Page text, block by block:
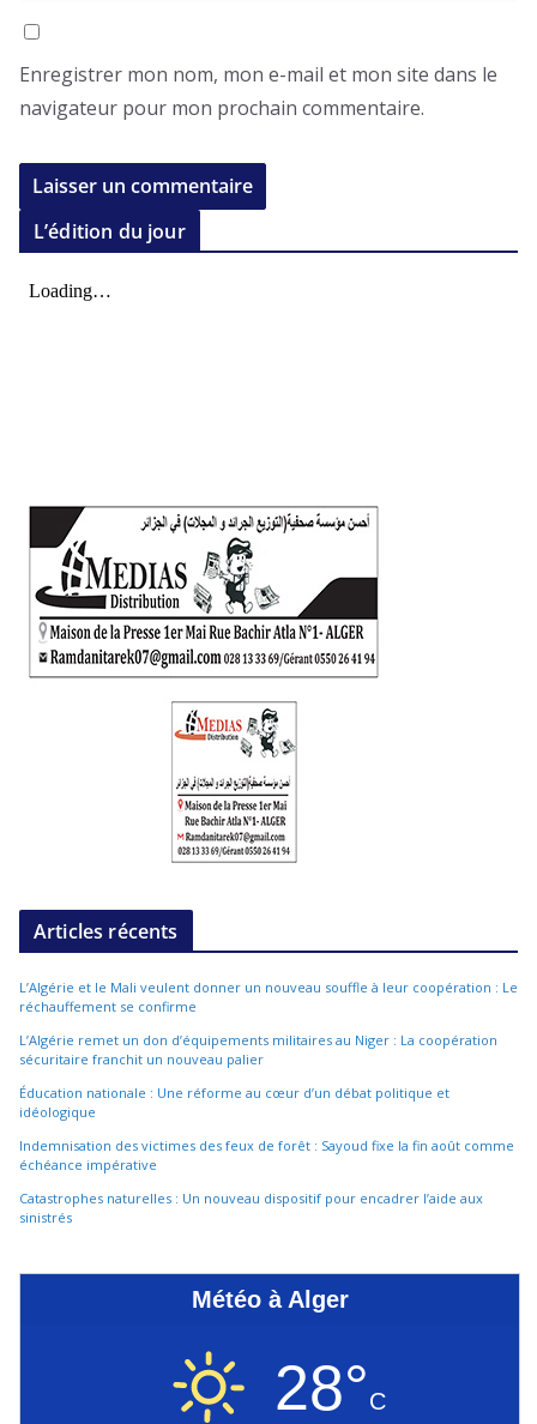
Enregistrer mon nom, mon e-mail et mon site dans le
navigateur pour mon prochain commentaire.
L’édition du jour
Articles récents
L’Algérie et le Mali veulent donner un nouveau souffle à leur coopération : Le
réchauffement se confirme
L’Algérie remet un don d’équipements militaires au Niger : La coopération
sécuritaire franchit un nouveau palier
Éducation nationale : Une réforme au cœur d’un débat politique et
idéologique
Indemnisation des victimes des feux de forêt : Sayoud fixe la fin août comme
échéance impérative
Catastrophes naturelles : Un nouveau dispositif pour encadrer l’aide aux
sinistrés
Météo à Alger
28°C